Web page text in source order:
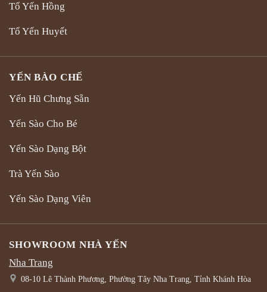
Tổ Yến Hồng
Tổ Yến Huyết
YẾN BÀO CHẾ
Yến Hũ Chưng Sẵn
Yến Sào Cho Bé
Yến Sào Dạng Bột
Trà Yến Sào
Yến Sào Dạng Viên
SHOWROOM NHÀ YẾN
Nha Trang
08-10 Lê Thành Phương, Phường Tây Nha Trang, Tỉnh Khánh Hòa